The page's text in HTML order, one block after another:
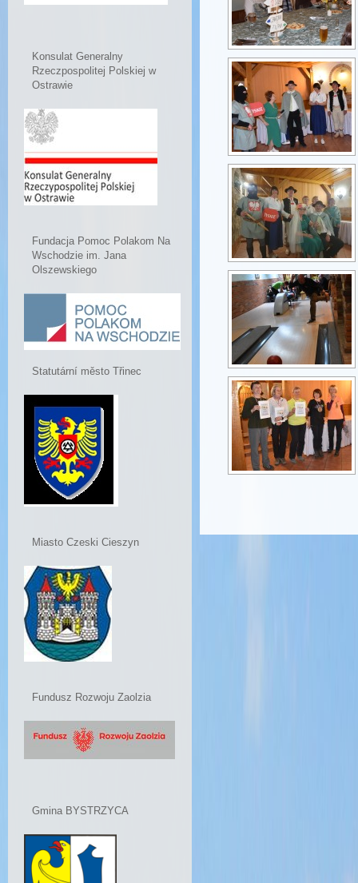
Konsulat Generalny
Rzeczpospolitej Polskiej w
Ostrawie
Fundacja Pomoc Polakom Na
Wschodzie im. Jana
Olszewskiego
Statutární město Třinec
Miasto Czeski Cieszyn
Fundusz Rozwoju Zaolzia
Gmina BYSTRZYCA